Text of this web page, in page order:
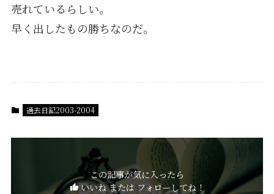
売れているらしい。
早く出したもの勝ちなのだ。
過去日記2003-2004
この記事が気に入ったら
いいね または フォローしてね！